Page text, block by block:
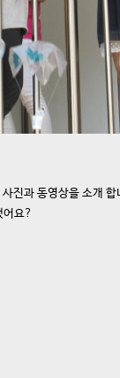
진과 동영상을 소개
어요?